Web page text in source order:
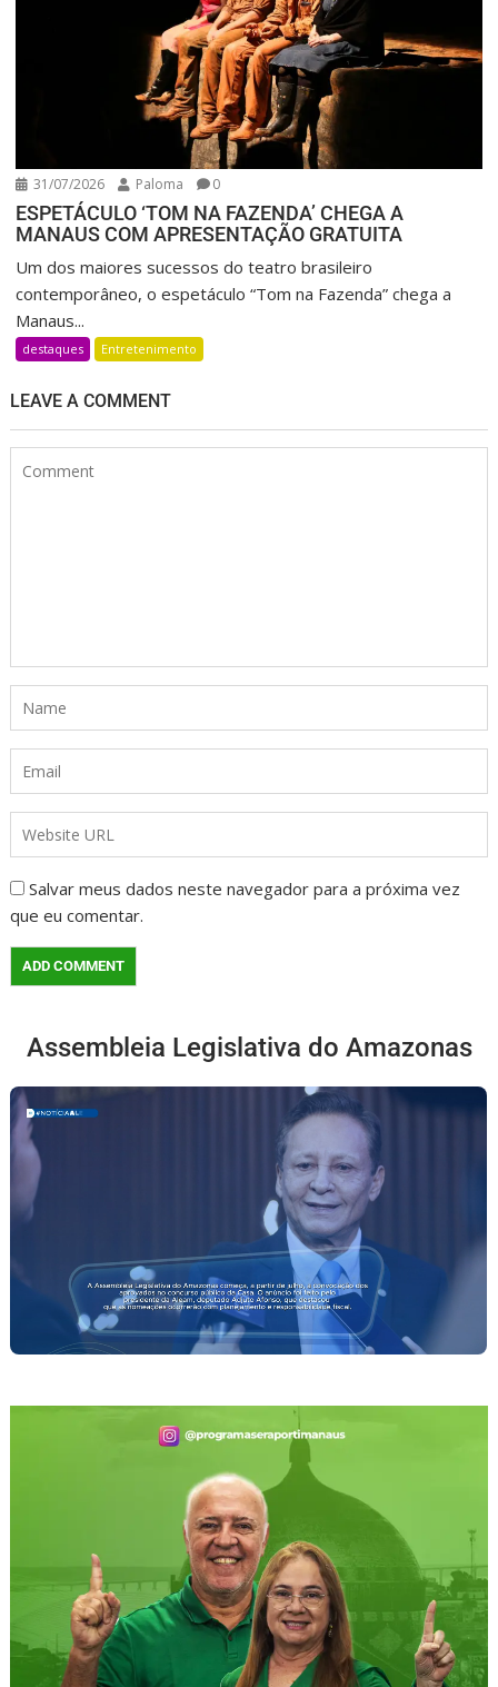
31/07/2026 Paloma 0
ESPETÁCULO ‘TOM NA FAZENDA’ CHEGA A
MANAUS COM APRESENTAÇÃO GRATUITA
Um dos maiores sucessos do teatro brasileiro
contemporâneo, o espetáculo “Tom na Fazenda” chega a
Manaus...
destaques Entretenimento
LEAVE A COMMENT
Salvar meus dados neste navegador para a próxima vez
que eu comentar.
Assembleia Legislativa do Amazonas